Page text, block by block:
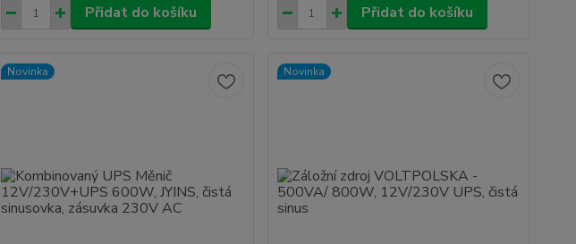
Přidat do košíku Přidat do košíku
Novinka Novinka